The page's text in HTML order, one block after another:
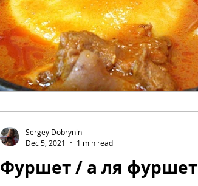
Фуршет / а ля фуршет
Sergey Dobrynin
Dec 5, 2021
1 min read